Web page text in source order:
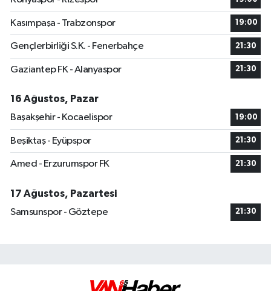
Kasımpaşa - Trabzonspor 19:00
Gençlerbirliği S.K. - Fenerbahçe 21:30
Gaziantep FK - Alanyaspor 21:30
16 Ağustos, Pazar
Başakşehir - Kocaelispor
19:00
Beşiktaş - Eyüpspor 21:30
Amed - Erzurumspor FK 21:30
17 Ağustos, Pazartesi
Samsunspor - Göztepe
21:30